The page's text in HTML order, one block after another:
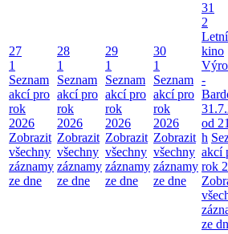
27
1
Seznam
akcí pro
rok
2026
Zobrazit
všechny
záznamy
ze dne
28
1
Seznam
akcí pro
rok
2026
Zobrazit
všechny
záznamy
ze dne
29
1
Seznam
akcí pro
rok
2026
Zobrazit
všechny
záznamy
ze dne
30
1
Seznam
akcí pro
rok
2026
Zobrazit
všechny
záznamy
ze dne
31
2
Letní
kino
-
od
h
akcí
rok
ze